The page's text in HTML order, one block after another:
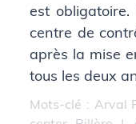
est
centre de
après la mise
tous les deux
Mots-clé : Arval